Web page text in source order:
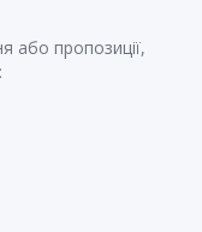
або пропозиції,